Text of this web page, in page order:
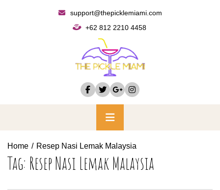
support@thepicklemiami.com
+62 812 2210 4458
Primary
Menu
Home Resep Nasi Lemak Malaysia
Tag: Resep Nasi Lemak Malaysia